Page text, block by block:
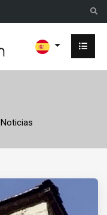
Noticias